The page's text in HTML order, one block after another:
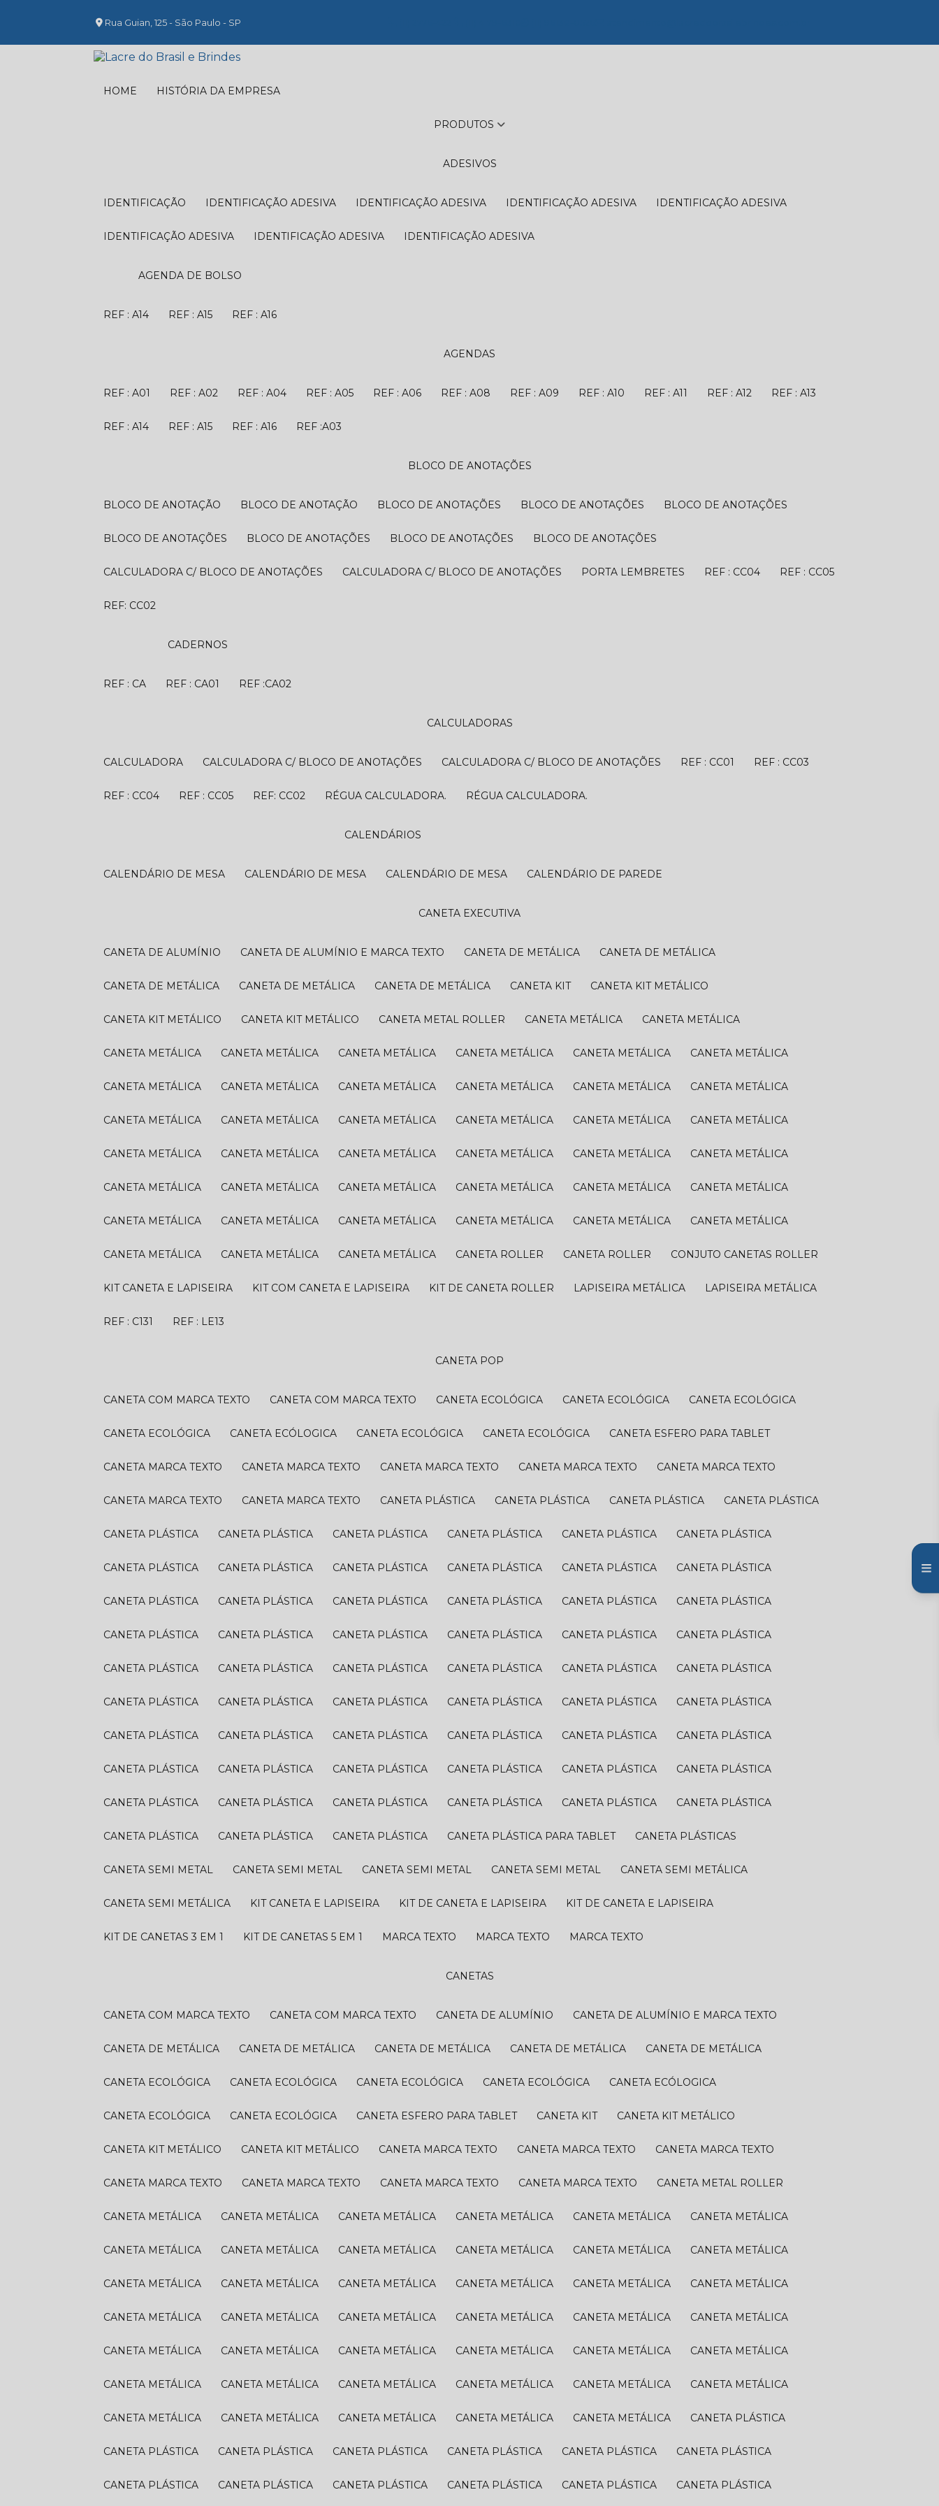
Rua Guian, 125 - São Paulo - SP
HOME HISTÓRIA DA EMPRESA
PRODUTOS
ADESIVOS
IDENTIFICAÇÃO IDENTIFICAÇÃO ADESIVA IDENTIFICAÇÃO ADESIVA IDENTIFICAÇÃO ADESIVA IDENTIFICAÇÃO ADESIVA
IDENTIFICAÇÃO ADESIVA IDENTIFICAÇÃO ADESIVA IDENTIFICAÇÃO ADESIVA
AGENDA DE BOLSO
REF : A14 REF : A15 REF : A16
AGENDAS
REF : A01 REF : A02 REF : A04 REF : A05 REF : A06 REF : A08 REF : A09 REF : A10 REF : A11 REF : A12 REF : A13
REF : A14 REF : A15 REF : A16 REF :A03
BLOCO DE ANOTAÇÕES
BLOCO DE ANOTAÇÃO BLOCO DE ANOTAÇÃO BLOCO DE ANOTAÇÕES BLOCO DE ANOTAÇÕES BLOCO DE ANOTAÇÕES
BLOCO DE ANOTAÇÕES BLOCO DE ANOTAÇÕES BLOCO DE ANOTAÇÕES BLOCO DE ANOTAÇÕES
CALCULADORA C/ BLOCO DE ANOTAÇÕES CALCULADORA C/ BLOCO DE ANOTAÇÕES PORTA LEMBRETES REF : CC04 REF : CC05
REF: CC02
CADERNOS
REF : CA REF : CA01 REF :CA02
CALCULADORAS
CALCULADORA CALCULADORA C/ BLOCO DE ANOTAÇÕES CALCULADORA C/ BLOCO DE ANOTAÇÕES REF : CC01 REF : CC03
REF : CC04 REF : CC05 REF: CC02 RÉGUA CALCULADORA. RÉGUA CALCULADORA.
CALENDÁRIOS
CALENDÁRIO DE MESA CALENDÁRIO DE MESA CALENDÁRIO DE MESA CALENDÁRIO DE PAREDE
CANETA EXECUTIVA
CANETA DE ALUMÍNIO CANETA DE ALUMÍNIO E MARCA TEXTO CANETA DE METÁLICA CANETA DE METÁLICA
CANETA DE METÁLICA CANETA DE METÁLICA CANETA DE METÁLICA CANETA KIT CANETA KIT METÁLICO
CANETA KIT METÁLICO CANETA KIT METÁLICO CANETA METAL ROLLER CANETA METÁLICA CANETA METÁLICA
CANETA METÁLICA CANETA METÁLICA CANETA METÁLICA CANETA METÁLICA CANETA METÁLICA CANETA METÁLICA
CANETA METÁLICA CANETA METÁLICA CANETA METÁLICA CANETA METÁLICA CANETA METÁLICA CANETA METÁLICA
CANETA METÁLICA CANETA METÁLICA CANETA METÁLICA CANETA METÁLICA CANETA METÁLICA CANETA METÁLICA
CANETA METÁLICA CANETA METÁLICA CANETA METÁLICA CANETA METÁLICA CANETA METÁLICA CANETA METÁLICA
CANETA METÁLICA CANETA METÁLICA CANETA METÁLICA CANETA METÁLICA CANETA METÁLICA CANETA METÁLICA
CANETA METÁLICA CANETA METÁLICA CANETA METÁLICA CANETA METÁLICA CANETA METÁLICA CANETA METÁLICA
CANETA METÁLICA CANETA METÁLICA CANETA METÁLICA CANETA ROLLER CANETA ROLLER CONJUTO CANETAS ROLLER
KIT CANETA E LAPISEIRA KIT COM CANETA E LAPISEIRA KIT DE CANETA ROLLER LAPISEIRA METÁLICA LAPISEIRA METÁLICA
REF : C131 REF : LE13
CANETA POP
CANETA COM MARCA TEXTO CANETA COM MARCA TEXTO CANETA ECOLÓGICA CANETA ECOLÓGICA CANETA ECOLÓGICA
CANETA ECOLÓGICA CANETA ECÓLOGICA CANETA ECOLÓGICA CANETA ECOLÓGICA CANETA ESFERO PARA TABLET
CANETA MARCA TEXTO CANETA MARCA TEXTO CANETA MARCA TEXTO CANETA MARCA TEXTO CANETA MARCA TEXTO
CANETA MARCA TEXTO CANETA MARCA TEXTO CANETA PLÁSTICA CANETA PLÁSTICA CANETA PLÁSTICA CANETA PLÁSTICA
CANETA PLÁSTICA CANETA PLÁSTICA CANETA PLÁSTICA CANETA PLÁSTICA CANETA PLÁSTICA CANETA PLÁSTICA
CANETA PLÁSTICA CANETA PLÁSTICA CANETA PLÁSTICA CANETA PLÁSTICA CANETA PLÁSTICA CANETA PLÁSTICA
CANETA PLÁSTICA CANETA PLÁSTICA CANETA PLÁSTICA CANETA PLÁSTICA CANETA PLÁSTICA CANETA PLÁSTICA
CANETA PLÁSTICA CANETA PLÁSTICA CANETA PLÁSTICA CANETA PLÁSTICA CANETA PLÁSTICA CANETA PLÁSTICA
CANETA PLÁSTICA CANETA PLÁSTICA CANETA PLÁSTICA CANETA PLÁSTICA CANETA PLÁSTICA CANETA PLÁSTICA
CANETA PLÁSTICA CANETA PLÁSTICA CANETA PLÁSTICA CANETA PLÁSTICA CANETA PLÁSTICA CANETA PLÁSTICA
CANETA PLÁSTICA CANETA PLÁSTICA CANETA PLÁSTICA CANETA PLÁSTICA CANETA PLÁSTICA CANETA PLÁSTICA
CANETA PLÁSTICA CANETA PLÁSTICA CANETA PLÁSTICA CANETA PLÁSTICA CANETA PLÁSTICA CANETA PLÁSTICA
CANETA PLÁSTICA CANETA PLÁSTICA CANETA PLÁSTICA CANETA PLÁSTICA CANETA PLÁSTICA CANETA PLÁSTICA
CANETA PLÁSTICA CANETA PLÁSTICA CANETA PLÁSTICA CANETA PLÁSTICA PARA TABLET CANETA PLÁSTICAS
CANETA SEMI METAL CANETA SEMI METAL CANETA SEMI METAL CANETA SEMI METAL CANETA SEMI METÁLICA
CANETA SEMI METÁLICA KIT CANETA E LAPISEIRA KIT DE CANETA E LAPISEIRA KIT DE CANETA E LAPISEIRA
KIT DE CANETAS 3 EM 1 KIT DE CANETAS 5 EM 1 MARCA TEXTO MARCA TEXTO MARCA TEXTO
CANETAS
CANETA COM MARCA TEXTO CANETA COM MARCA TEXTO CANETA DE ALUMÍNIO CANETA DE ALUMÍNIO E MARCA TEXTO
CANETA DE METÁLICA CANETA DE METÁLICA CANETA DE METÁLICA CANETA DE METÁLICA CANETA DE METÁLICA
CANETA ECOLÓGICA CANETA ECOLÓGICA CANETA ECOLÓGICA CANETA ECOLÓGICA CANETA ECÓLOGICA
CANETA ECOLÓGICA CANETA ECOLÓGICA CANETA ESFERO PARA TABLET CANETA KIT CANETA KIT METÁLICO
CANETA KIT METÁLICO CANETA KIT METÁLICO CANETA MARCA TEXTO CANETA MARCA TEXTO CANETA MARCA TEXTO
CANETA MARCA TEXTO CANETA MARCA TEXTO CANETA MARCA TEXTO CANETA MARCA TEXTO CANETA METAL ROLLER
CANETA METÁLICA CANETA METÁLICA CANETA METÁLICA CANETA METÁLICA CANETA METÁLICA CANETA METÁLICA
CANETA METÁLICA CANETA METÁLICA CANETA METÁLICA CANETA METÁLICA CANETA METÁLICA CANETA METÁLICA
CANETA METÁLICA CANETA METÁLICA CANETA METÁLICA CANETA METÁLICA CANETA METÁLICA CANETA METÁLICA
CANETA METÁLICA CANETA METÁLICA CANETA METÁLICA CANETA METÁLICA CANETA METÁLICA CANETA METÁLICA
CANETA METÁLICA CANETA METÁLICA CANETA METÁLICA CANETA METÁLICA CANETA METÁLICA CANETA METÁLICA
CANETA METÁLICA CANETA METÁLICA CANETA METÁLICA CANETA METÁLICA CANETA METÁLICA CANETA METÁLICA
CANETA METÁLICA CANETA METÁLICA CANETA METÁLICA CANETA METÁLICA CANETA METÁLICA CANETA PLÁSTICA
CANETA PLÁSTICA CANETA PLÁSTICA CANETA PLÁSTICA CANETA PLÁSTICA CANETA PLÁSTICA CANETA PLÁSTICA
CANETA PLÁSTICA CANETA PLÁSTICA CANETA PLÁSTICA CANETA PLÁSTICA CANETA PLÁSTICA CANETA PLÁSTICA